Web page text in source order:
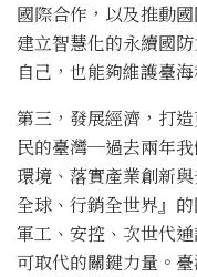
國際合作，以及推動
建立智慧化的永續國
自己，也能夠維護臺
第三，發展經濟，打
民的臺灣─過去兩年
環境、落實產業創新
全球、行銷全世界』
軍工、安控、次世代
可取代的關鍵力量。